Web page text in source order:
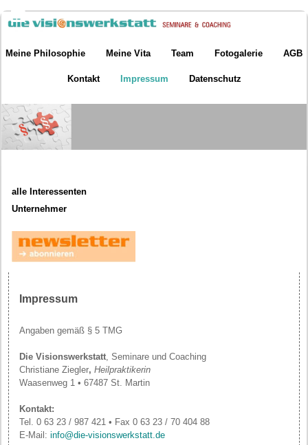
Meine Philosophie Meine Vita Team Fotogalerie AGB
Kontakt Impressum Datenschutz
alle Interessenten
Unternehmer
Impressum
Angaben gemäß § 5 TMG
Die Visionswerkstatt , Seminare und Coaching
Christiane Ziegler, Heilpraktikerin
Waasenweg 1 • 67487 St. Martin
Kontakt:
Tel. 0 63 23 / 987 421 • Fax 0 63 23 / 70 404 88
E-Mail: info@die-visionswerkstatt.de